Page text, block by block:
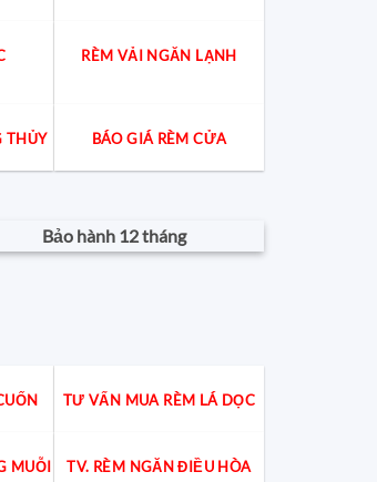
RÈM VẢI NGĂN LẠNH
THỦY BÁO GIÁ RÈM CỬA
Bảo hành 12 tháng
TƯ VẤN MUA RÈM LÁ DỌC
MUỖI TV. RÈM NGĂN ĐIỀU HÒA